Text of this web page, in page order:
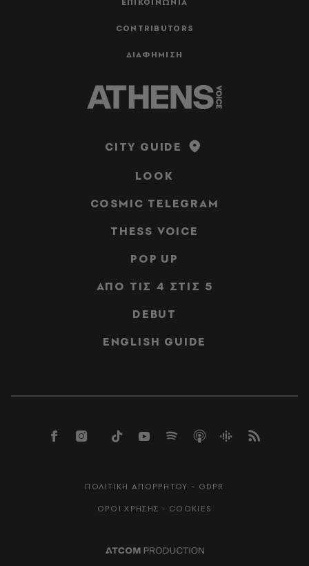
CONTRIBUTORS
ΔΙΑΦΗΜΙΣΗ
CITY GUIDE
LOOK
COSMIC TELEGRAM
THESS VOICE
POP UP
ΑΠΟ ΤΙΣ 4 ΣΤΙΣ 5
DEBUT
ENGLISH GUIDE
ΠΟΛΙΤΙΚΗ ΑΠΟΡΡΗΤΟΥ - GDPR
ΟΡΟΙ ΧΡΗΣΗΣ - COOKIES